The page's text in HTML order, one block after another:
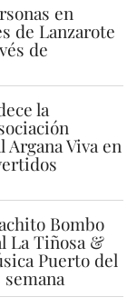
en
de Lanzarote
de
la
Viva en
Bombo
La Tiñosa &
Puerto del